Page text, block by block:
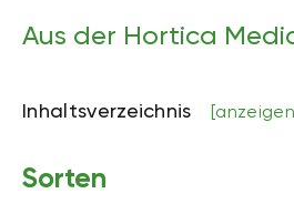
mäßig feucht, frisch
Aus der Hortica
Inhaltsverzeichnis
Sorten